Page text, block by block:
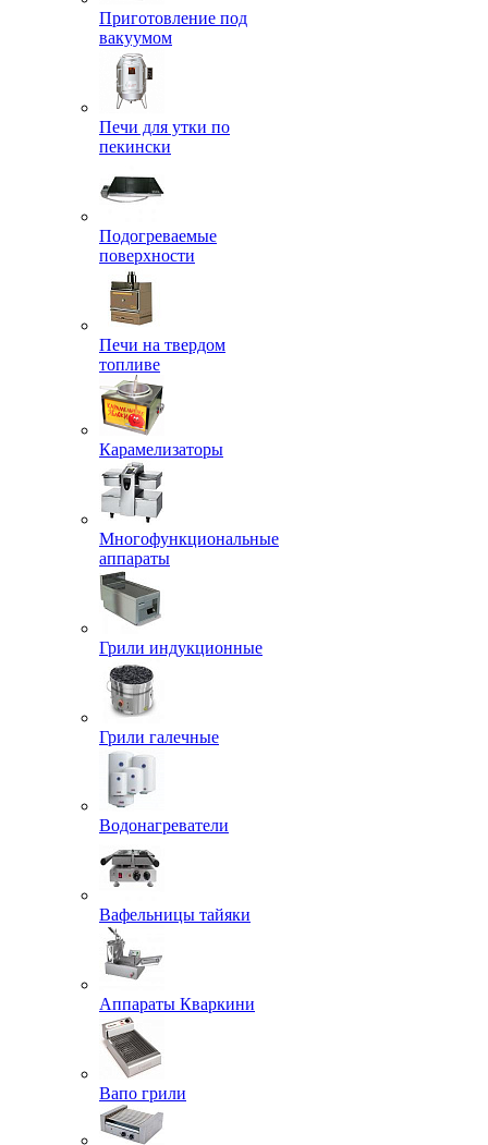
Приготовление под
вакуумом
Печи для утки по
пекински
Подогреваемые
поверхности
Печи на твердом
топливе
Карамелизаторы
Многофункциональные
аппараты
Грили индукционные
Грили галечные
Водонагреватели
Вафельницы тайяки
Аппараты Кваркини
Вапо грили